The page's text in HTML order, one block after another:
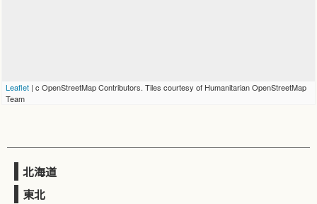
Leaflet | c OpenStreetMap Contributors. Tiles courtesy of Humanitarian OpenStreetMap
Team
北海道
東北